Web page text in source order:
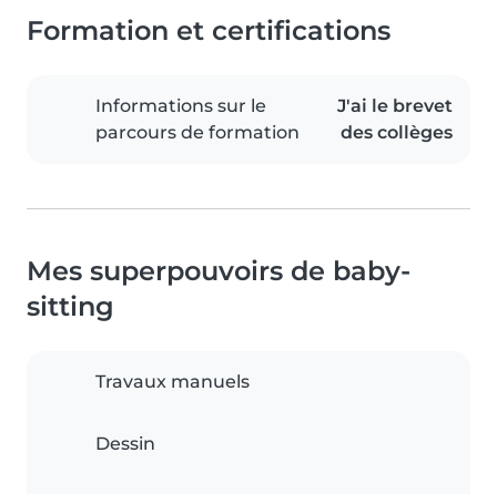
Formation et certifications
Informations sur le
parcours de formation
J'ai le brevet
des collèges
Mes superpouvoirs de baby-
sitting
Travaux manuels
Dessin